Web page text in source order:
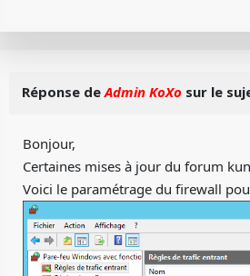
Réponse deAdmin KoXo sur le
Bonjour,
Certaines mises à jour du forum
Voici le paramétrage du firewall